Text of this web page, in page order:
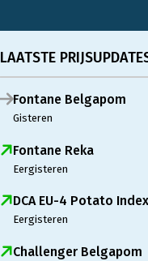
LAATSTE
Fontane Belgapom
Gisteren
Fontane Reka
Eergisteren
DCA EU-4 Potato Index
Eergisteren
Challenger Belgapom